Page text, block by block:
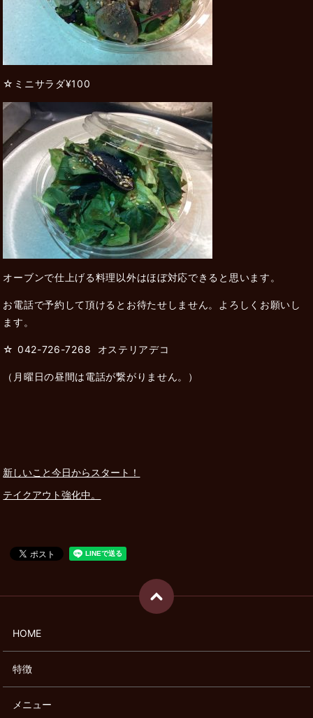
☆ミニサラダ¥100
オーブンで仕上げる料理以外はほぼ対応できると思います。
お電話で予約して頂けるとお待たせしません。よろしくお願いし
ます。
☆ 042-726-7268 オステリアデコ
（月曜日の昼間は電話が繋がりません。）
新しいこと今日からスタート！
テイクアウト強化中。
HOME
特徴
メニュー